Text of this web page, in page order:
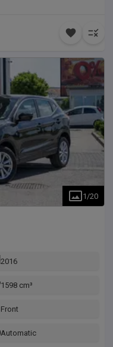
1 /20
2016
1598 cm³
Front
Automatic